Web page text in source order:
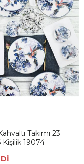
Takımı 23
Kişilik 19074